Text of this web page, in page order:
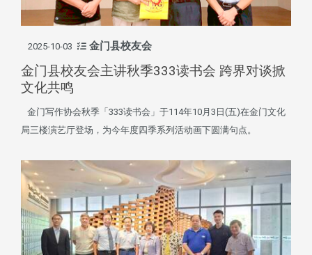
2025-10-03 金门县校友会
金门县校友会主讲秋季333读书会 跨界对谈掀
文化共鸣
金门写作协会秋季「333读书会」于114年10月3日(五)在金门文化
局三楼演艺厅登场，为今年度四季系列活动画下圆满句点。